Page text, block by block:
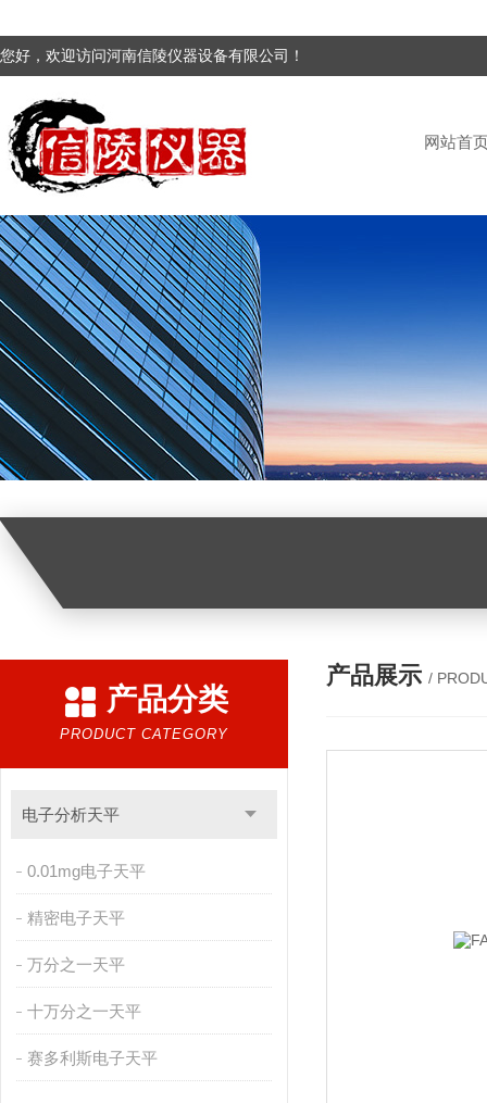
您好，欢迎访问河南信陵仪器设备有限公司！
网站首
产品分类
PRODUCT CATEGORY
电子分析天平
0.01mg电子天平
精密电子天平
万分之一天平
十万分之一天平
赛多利斯电子天平
产品展示 /